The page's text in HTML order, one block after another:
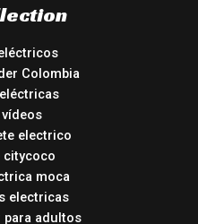
Colombia
vídeos
electrico
citycoco
moca
electricas
adultos